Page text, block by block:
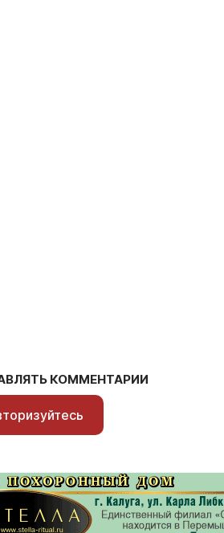
КОММЕНТАРИИ